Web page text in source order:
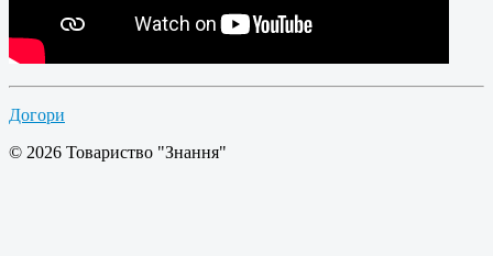
Догори
© 2026 Товариство "Знання"